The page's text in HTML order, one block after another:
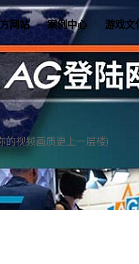
网站 案例中心 游戏文
的视频画质更上一层楼)